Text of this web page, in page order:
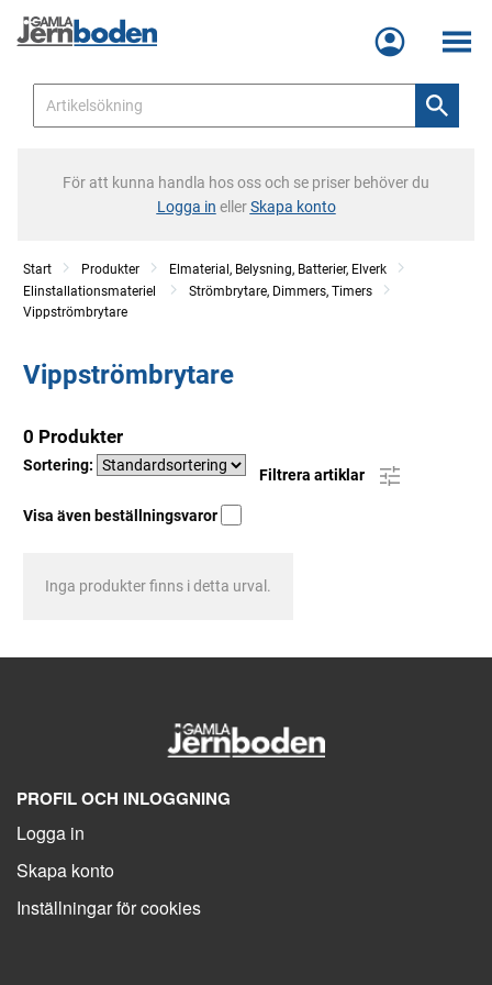
Meny
För att kunna handla hos oss och se priser behöver du
Logga in ellerSkapa konto
Start Produkter
Elmaterial, Belysning, Batterier, Elverk
Elinstallationsmateriel
Strömbrytare, Dimmers, Timers
Vippströmbrytare
Vippströmbrytare
0 Produkter
Sortering:
Filtrera artiklar
Visa även beställningsvaror
Inga produkter finns i detta urval.
PROFIL OCH INLOGGNING
Logga in
Skapa konto
Inställningar för cookies